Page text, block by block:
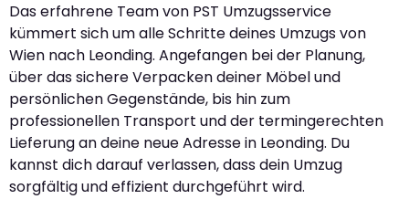
Das erfahrene Team von PST Umzugsservice
kümmert sich um alle Schritte deines Umzugs von
Wien nach Leonding. Angefangen bei der Planung,
über das sichere Verpacken deiner Möbel und
persönlichen Gegenstände, bis hin zum
professionellen Transport und der termingerechten
Lieferung an deine neue Adresse in Leonding. Du
kannst dich darauf verlassen, dass dein Umzug
sorgfältig und effizient durchgeführt wird.